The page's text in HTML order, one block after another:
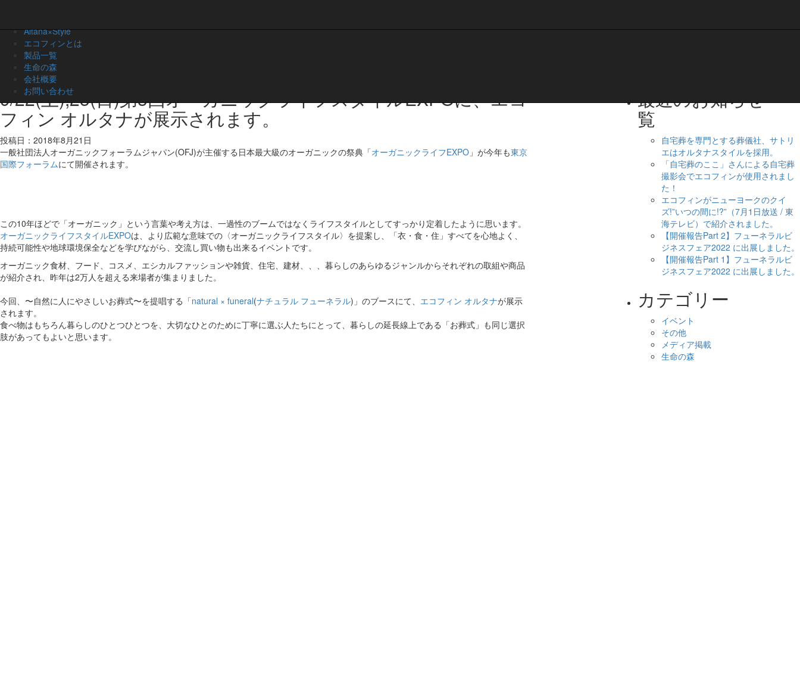
Altana×Style
エコフィンとは
製品一覧
生命の森
会社概要
お問い合わせ
お知らせ
セミナー、ワークショップ、イベント等のお知らせ
9/22(土),23(日)第3回オーガニックライフスタイルEXPOに、エコ
フィン オルタナが展示されます。
投稿日：2018年8月21日
一般社団法人オーガニックフォーラムジャパン(OFJ)が主催する日本最大級のオーガニックの祭典「オーガニックライフEXPO 」が今年も東京
国際フォーラムにて開催されます。
この10年ほどで「オーガニック」という言葉や考え方は、一過性のブームではなくライフスタイルとしてすっかり定着したように思います。
オーガニックライフスタイルEXPOは、より広範な意味での〈オーガニックライフスタイル〉を提案し、「衣・食・住」すべてを心地よく、
持続可能性や地球環境保全などを学びながら、交流し買い物も出来るイベントです。
オーガニック食材、フード、コスメ、エシカルファッションや雑貨、住宅、建材、、、暮らしのあらゆるジャンルからそれぞれの取組や商品
が紹介され、昨年は2万人を超える来場者が集まりました。
今回、〜自然に人にやさしいお葬式〜を提唱する「natural × funeral(ナチュラル フューネラル)」のブースにて、 エコフィン オルタナが展示
されます。
食べ物はもちろん暮らしのひとつひとつを、大切なひとのために丁寧に選ぶ人たちにとって、暮らしの延長線上である「お葬式」も同じ選択
肢があってもよいと思います。
最近のお知らせ一
覧
自宅葬を専門とする葬儀社、サトリ
エはオルタナスタイルを採用。
「自宅葬のここ」さんによる自宅葬
撮影会でエコフィンが使用されまし
た！
エコフィンがニューヨークのクイ
ズ!”いつの間に!?”（7月1日放送 / 東
海テレビ）で紹介されました。
【開催報告Part 2】フューネラルビ
ジネスフェア2022 に出展しました。
【開催報告Part 1】フューネラルビ
ジネスフェア2022 に出展しました。
カテゴリー
イベント
その他
メディア掲載
生命の森